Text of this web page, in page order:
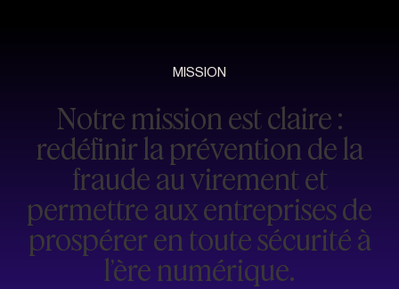
MISSION
Notre mission est claire :
redéfinir la prévention de la
fraude au virement et
permettre aux entreprises de
prospérer en toute sécurité à
l’ère numérique.